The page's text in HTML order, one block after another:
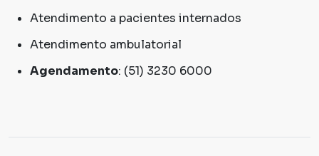
Atendimento a pacientes internados
Atendimento ambulatorial
Agendamento: (51) 3230 6000